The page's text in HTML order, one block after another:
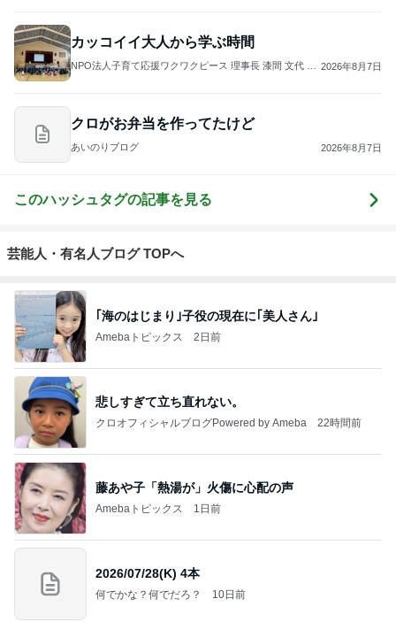
カッコイイ大人から学ぶ時間
NPO法人子育て応援ワクワクピース 理事長 漆間 文代 公
2026年8月7日
クロがお弁当を作ってたけど
あいのりブログ 2026年8月7日
このハッシュタグの記事を見る
芸能人・有名人ブログ TOPへ
｢海のはじまり｣子役の現在に｢美人さん｣
Amebaトピックス 2日前
悲しすぎて立ち直れない。
クロオフィシャルブログPowered by Ameba 22時間前
藤あや子「熱湯が」火傷に心配の声
Amebaトピックス 1日前
2026/07/28(K) 4本
何でかな？何でだろ？ 10日前